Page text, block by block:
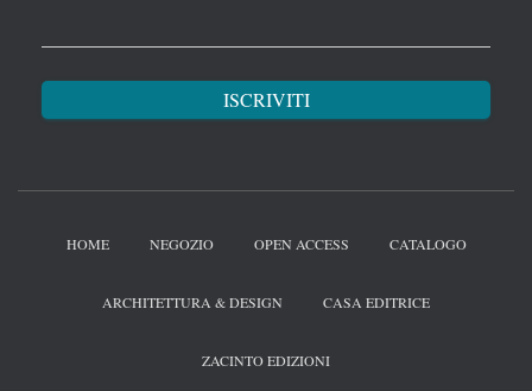
HOME NEGOZIO OPEN ACCESS CATALOGO
ARCHITETTURA & DESIGN CASA EDITRICE
ZACINTO EDIZIONI